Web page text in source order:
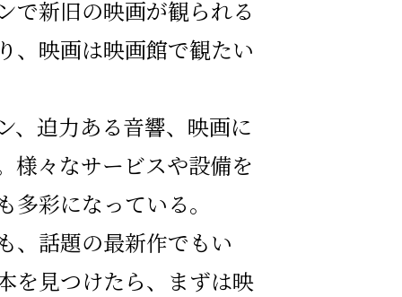
で新旧の映画が観られる
、映画は映画館で観たい
、迫力ある音響、映画に
様々なサービスや設備を
多彩になっている。
、話題の最新作でもい
を見つけたら、まずは映